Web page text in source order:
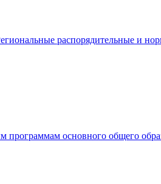
распорядительные и
программам основного общего